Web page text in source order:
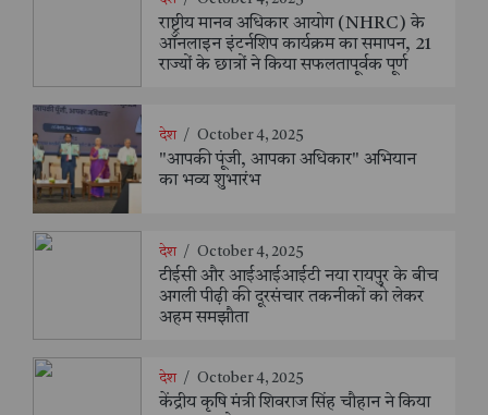
राष्ट्रीय मानव अधिकार आयोग (NHRC) के
ऑनलाइन इंटर्नशिप कार्यक्रम का समापन, 21
राज्यों के छात्रों ने किया सफलतापूर्वक पूर्ण
देश / October 4, 2025
"आपकी पूंजी, आपका अधिकार" अभियान
का भव्य शुभारंभ
देश / October 4, 2025
टीईसी और आईआईआईटी नया रायपुर के बीच
अगली पीढ़ी की दूरसंचार तकनीकों को लेकर
अहम समझौता
देश / October 4, 2025
केंद्रीय कृषि मंत्री शिवराज सिंह चौहान ने किया